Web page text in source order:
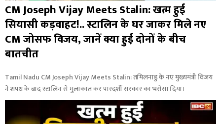
CM Joseph Vijay Meets Stalin: खत्म हुई
सियासी कड़वाहट!.. स्टालिन के घर जाकर मिले नए
CM जोसफ विजय, जानें क्या हुई दोनों के बीच
बातचीत
Tamil Nadu CM Joseph Vijay Meets Stalin: तमिलनाडु के नए मुख्यमंत्री विजय
ने शपथ के बाद स्टालिन से मुलाकात कर पारदर्शी सरकार का भरोसा दिया।